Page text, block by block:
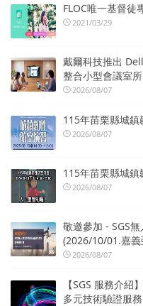
FLOC唯一基督徒
2021/03/29
戴爾科技推出
整合小型會議室
2026/08/07
115年苗栗縣城鎮
2026/08/07
115年苗栗縣城鎮
2026/08/07
敬邀參加 - SGS
(2026/10/01.嘉義
2026/08/07
【SGS 服務介紹
多元技術驗證服務